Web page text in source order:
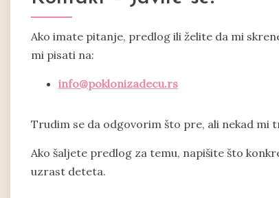
Ako imate pitanje, predlog ili želite da mi
mi pisati na:
info@poklonizadecu.rs
Trudim se da odgovorim što pre, ali nekad mi
Ako šaljete predlog za temu, napišite što
uzrast deteta.